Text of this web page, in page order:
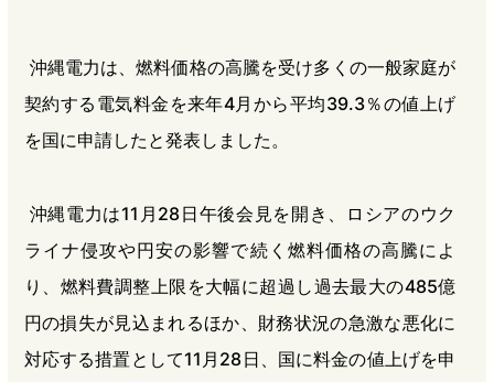
沖縄電力は、燃料価格の高騰を受け多くの一般家庭が
契約する電気料金を来年4月から平均39.3％の値上げ
を国に申請したと発表しました。
沖縄電力は11月28日午後会見を開き、ロシアのウク
ライナ侵攻や円安の影響で続く燃料価格の高騰によ
り、燃料費調整上限を大幅に超過し過去最大の485億
円の損失が見込まれるほか、財務状況の急激な悪化に
対応する措置として11月28日、国に料金の値上げを申